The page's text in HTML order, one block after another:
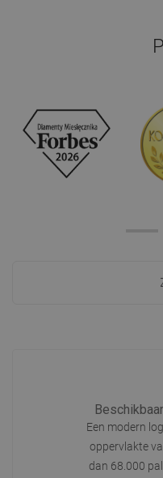
Een modern
oppervlakte
dan 68.000